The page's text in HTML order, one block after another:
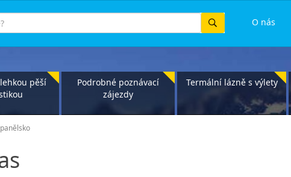
O nás
pěší
Podrobné poznávací
zájezdy
Termální lázně s výlety